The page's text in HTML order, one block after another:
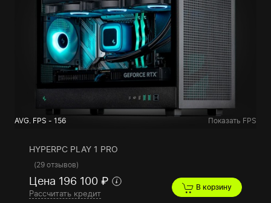
AVG. FPS - 156 Показать FPS
HYPERPC PLAY 1 PRO
(29 отзывов)
Цена 196 100 ₽
Рассчитать кредит
В корзину